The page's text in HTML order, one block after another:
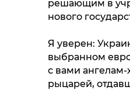
решающим в
нового
Я уверен:
выбранном
с вами
рыцарей,